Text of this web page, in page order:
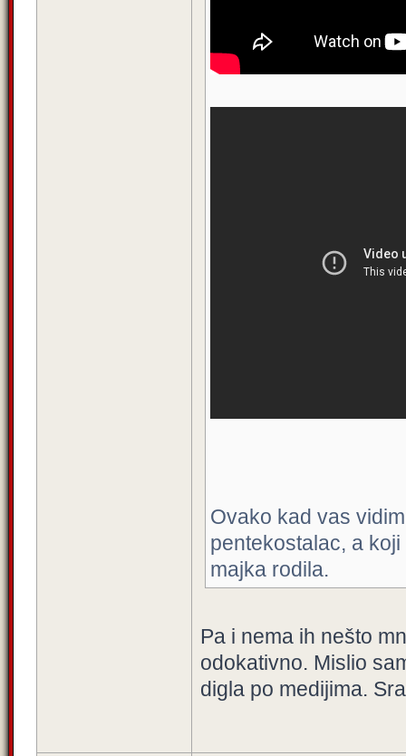
Ovako kad vas
pentekostalac, a
majka rodila.
Pa i nema ih nešto
odokativno. Mislio
digla po medijima.